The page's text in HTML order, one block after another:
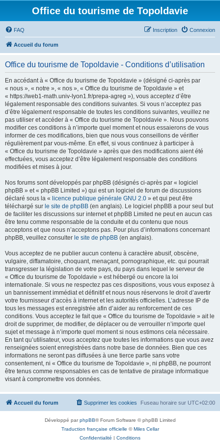
Office du tourisme de Topoldavie
FAQ Connexion
Inscription
Accueil du forum
Office du tourisme de Topoldavie - Conditions d’utilisation
En accédant à « Office du tourisme de Topoldavie » (désigné ci-après par
« nous », « notre », « nos », « Office du tourisme de Topoldavie » et
« https://web1-math.univ-lyon1.fr/prepa-agreg »), vous acceptez d’être
légalement responsable des conditions suivantes. Si vous n’acceptez pas
d’être légalement responsable de toutes les conditions suivantes, veuillez ne
pas utiliser et accéder à « Office du tourisme de Topoldavie ». Nous pouvons
modifier ces conditions à n’importe quel moment et nous essaierons de vous
informer de ces modifications, bien que nous vous conseillons de vérifier
régulièrement par vous-même. En effet, si vous continuez à participer à
« Office du tourisme de Topoldavie » après que des modifications aient été
effectuées, vous acceptez d’être légalement responsable des conditions
modifiées et mises à jour.
Nos forums sont développés par phpBB (désignés ci-après par « logiciel
phpBB » et « phpBB Limited ») qui est un logiciel de forum de discussions
déclaré sous la « licence publique générale GNU 2.0 » et qui peut être
téléchargé sur le site de phpBB (en anglais). Le logiciel phpBB a pour seul but
de faciliter les discussions sur internet et phpBB Limited ne peut en aucun cas
être tenu comme responsable de la conduite et du contenu que nous
acceptons et que nous n’acceptons pas. Pour plus d’informations concernant
phpBB, veuillez consulter le site de phpBB (en anglais).
Vous acceptez de ne publier aucun contenu à caractère abusif, obscène,
vulgaire, diffamatoire, choquant, menaçant, pornographique, etc. qui pourrait
transgresser la législation de votre pays, du pays dans lequel le serveur de
« Office du tourisme de Topoldavie » est hébergé ou encore la loi
internationale. Si vous ne respectez pas ces dispositions, vous vous exposez à
un bannissement immédiat et définitif et nous nous réservons le droit d’avertir
votre fournisseur d’accès à internet et les autorités officielles. L’adresse IP de
tous les messages est enregistrée afin d’aider au renforcement de ces
conditions. Vous acceptez le fait que « Office du tourisme de Topoldavie » ait le
droit de supprimer, de modifier, de déplacer ou de verrouiller n’importe quel
sujet et message à n’importe quel moment si nous estimons cela nécessaire.
En tant qu’utilisateur, vous acceptez que toutes les informations que vous avez
renseignées soient enregistrées dans notre base de données. Bien que ces
informations ne seront pas diffusées à une tierce partie sans votre
consentement, ni « Office du tourisme de Topoldavie », ni phpBB, ne pourront
être tenus comme responsables en cas de tentative de piratage informatique
visant à compromettre vos données.
Accueil du forum Fuseau horaire sur UTC+02:00
Supprimer les cookies
Développé parphpBB® Forum Software © phpBB Limited
Traduction française officielle ©Miles Cellar
Confidentialité | Conditions